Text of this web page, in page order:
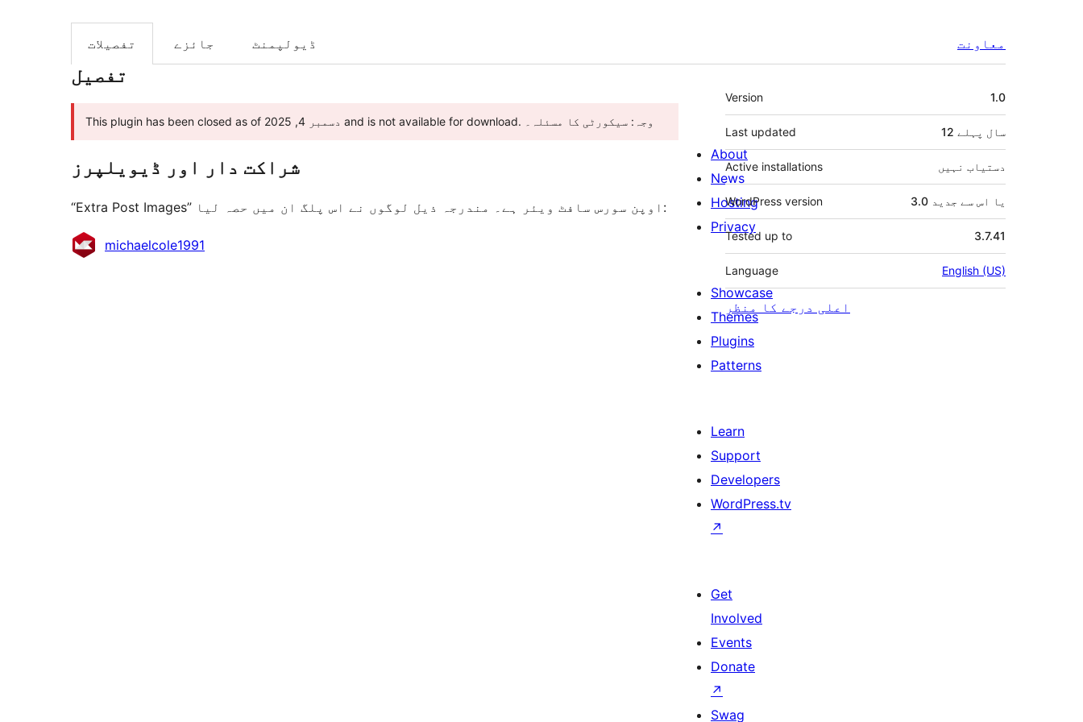
تفصیلات جائزے ڈیولپمنٹ معاونت
تفصیل
This plugin has been closed as of دسمبر 4, 2025 and is not available for download. وجہ: سیکورٹی کا مسئلہ۔
شراکت دار اور ڈیویلپرز
“Extra Post Images” اوپن سورس سافٹ ویئر ہے۔ مندرجہ ذیل لوگوں نے اس پلگ ان میں حصہ لیا:
شراکتmichaelcole1991
میٹا
Version 1.0
Last updated 12 سال پہلے
Active installations دستیاب نہیں
WordPress version 3.0 یا اس سے جدید
Tested up to 3.7.41
Language English (US)
اعلی درجے کا منظر
About
News
Hosting
Privacy
Showcase
Themes
Plugins
Patterns
Learn
Support
Developers
WordPress.tv
↗
Get
Involved
Events
Donate
↗
Swag